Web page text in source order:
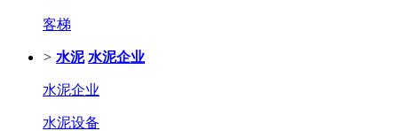
客梯
> 水泥 水泥企业
水泥企业
水泥设备